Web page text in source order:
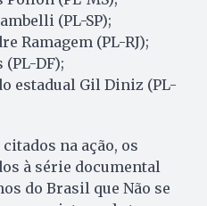
(PL-SP);
Ramagem (PL-RJ);
DF);
estadual Gil Diniz (PL-
na ação, os
à série documental
do Brasil que Não se